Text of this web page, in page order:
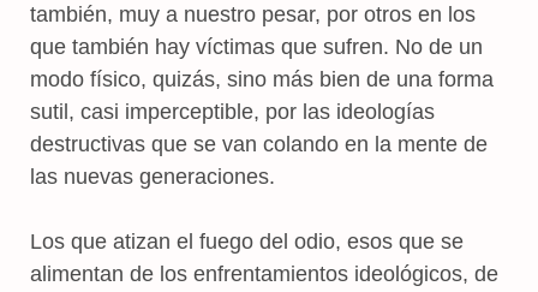
también, muy a nuestro pesar, por otros en los
que también hay víctimas que sufren. No de un
modo físico, quizás, sino más bien de una forma
sutil, casi imperceptible, por las ideologías
destructivas que se van colando en la mente de
las nuevas generaciones.
Los que atizan el fuego del odio, esos que se
alimentan de los enfrentamientos ideológicos, de